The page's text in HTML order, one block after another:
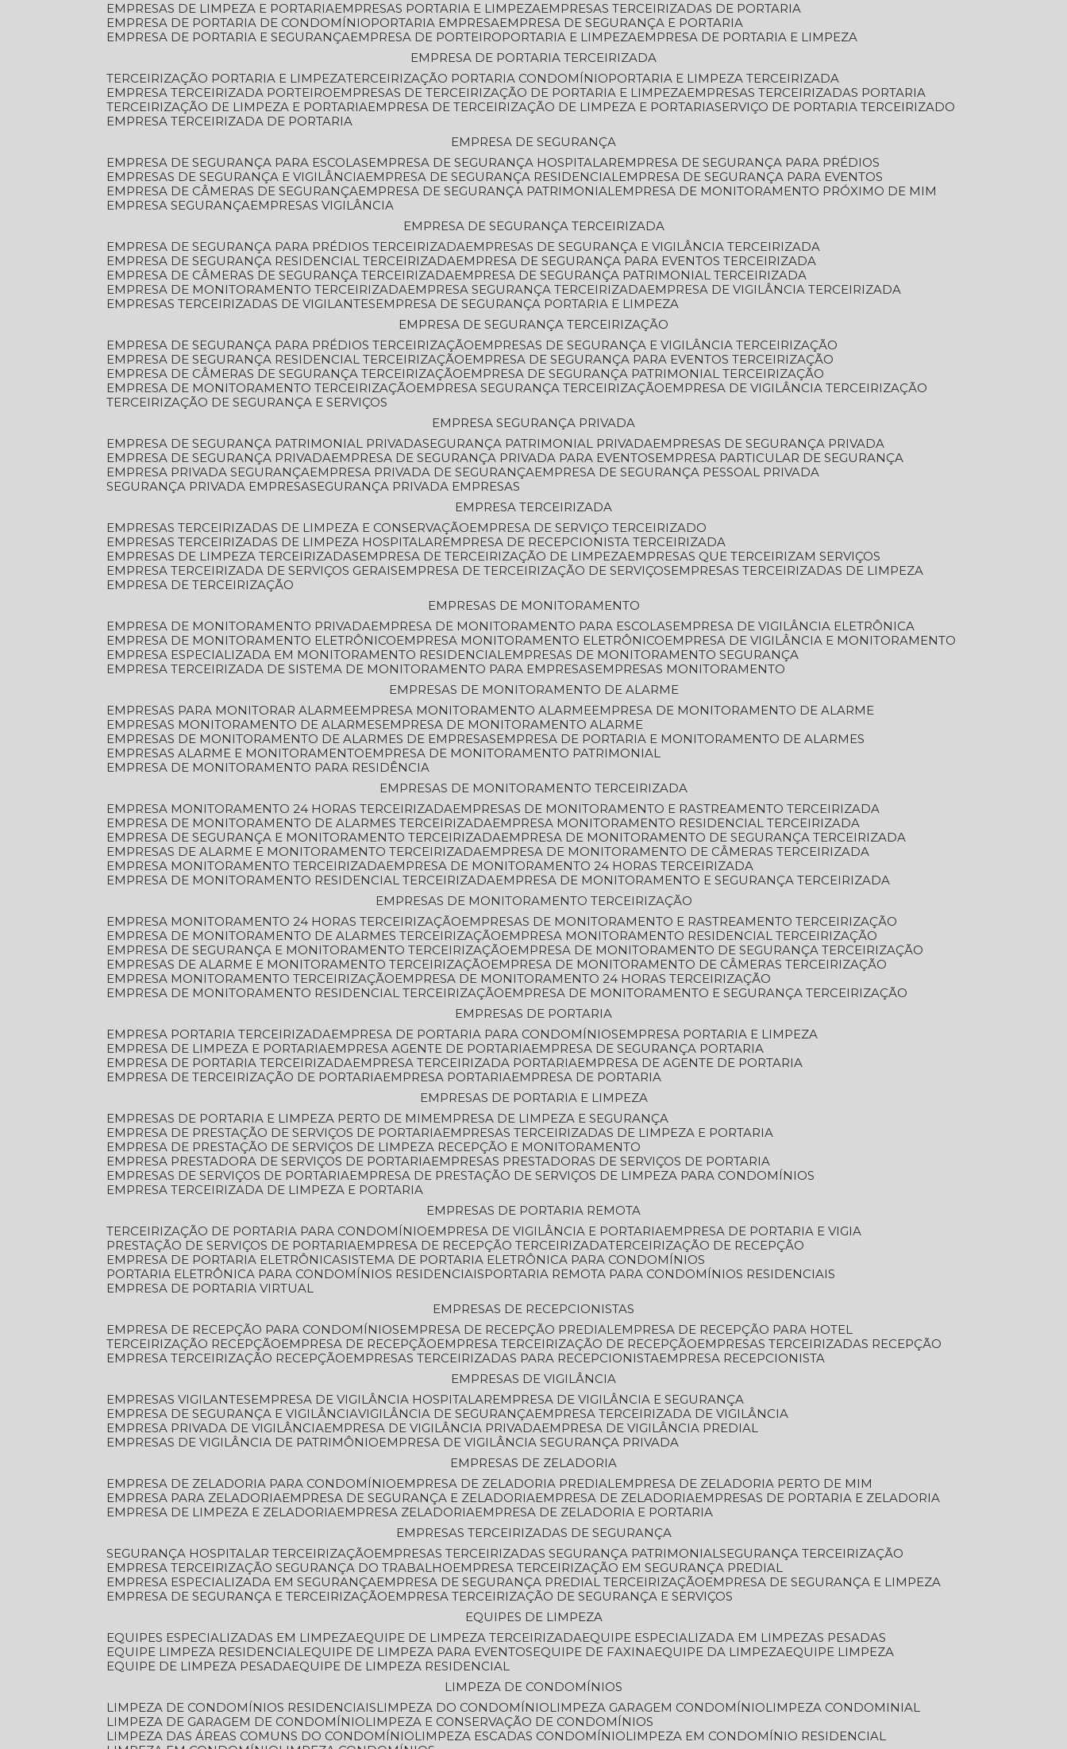
EMPRESAS DE LIMPEZA E PORTARIA
EMPRESAS PORTARIA E LIMPEZA
EMPRESAS TERCEIRIZADAS DE PORTARIA
EMPRESA DE PORTARIA DE CONDOMÍNIO
PORTARIA EMPRESA
EMPRESA DE SEGURANÇA E PORTARIA
EMPRESA DE PORTARIA E SEGURANÇA
EMPRESA DE PORTEIRO PORTARIA E LIMPEZA
EMPRESA DE PORTARIA E LIMPEZA
EMPRESA DE PORTARIA TERCEIRIZADA
TERCEIRIZAÇÃO PORTARIA E LIMPEZA TERCEIRIZAÇÃO PORTARIA CONDOMÍNIO
PORTARIA E LIMPEZA TERCEIRIZADA
EMPRESA TERCEIRIZADA PORTEIRO
EMPRESAS DE TERCEIRIZAÇÃO DE PORTARIA E LIMPEZA
EMPRESAS TERCEIRIZADAS PORTARIA
TERCEIRIZAÇÃO DE LIMPEZA E PORTARIA
EMPRESA DE TERCEIRIZAÇÃO DE LIMPEZA E PORTARIA SERVIÇO DE PORTARIA TERCEIRIZADO
EMPRESA TERCEIRIZADA DE PORTARIA
EMPRESA DE SEGURANÇA
EMPRESA DE SEGURANÇA PARA ESCOLAS
EMPRESA DE SEGURANÇA HOSPITALAR
EMPRESA DE SEGURANÇA PARA PRÉDIOS
EMPRESAS DE SEGURANÇA E VIGILÂNCIA
EMPRESA DE SEGURANÇA RESIDENCIAL
EMPRESA DE SEGURANÇA PARA EVENTOS
EMPRESA DE CÂMERAS DE SEGURANÇA
EMPRESA DE SEGURANÇA PATRIMONIAL
EMPRESA DE MONITORAMENTO PRÓXIMO DE MIM
EMPRESA SEGURANÇA
EMPRESAS VIGILÂNCIA
EMPRESA DE SEGURANÇA TERCEIRIZADA
EMPRESA DE SEGURANÇA PARA PRÉDIOS TERCEIRIZADA
EMPRESAS DE SEGURANÇA E VIGILÂNCIA TERCEIRIZADA
EMPRESA DE SEGURANÇA RESIDENCIAL TERCEIRIZADA
EMPRESA DE SEGURANÇA PARA EVENTOS TERCEIRIZADA
EMPRESA DE CÂMERAS DE SEGURANÇA TERCEIRIZADA
EMPRESA DE SEGURANÇA PATRIMONIAL TERCEIRIZADA
EMPRESA DE MONITORAMENTO TERCEIRIZADA
EMPRESA SEGURANÇA TERCEIRIZADA
EMPRESA DE VIGILÂNCIA TERCEIRIZADA
EMPRESAS TERCEIRIZADAS DE VIGILANTES
EMPRESA DE SEGURANÇA PORTARIA E LIMPEZA
EMPRESA DE SEGURANÇA TERCEIRIZAÇÃO
EMPRESA DE SEGURANÇA PARA PRÉDIOS TERCEIRIZAÇÃO
EMPRESAS DE SEGURANÇA E VIGILÂNCIA TERCEIRIZAÇÃO
EMPRESA DE SEGURANÇA RESIDENCIAL TERCEIRIZAÇÃO
EMPRESA DE SEGURANÇA PARA EVENTOS TERCEIRIZAÇÃO
EMPRESA DE CÂMERAS DE SEGURANÇA TERCEIRIZAÇÃO
EMPRESA DE SEGURANÇA PATRIMONIAL TERCEIRIZAÇÃO
EMPRESA DE MONITORAMENTO TERCEIRIZAÇÃO
EMPRESA SEGURANÇA TERCEIRIZAÇÃO
EMPRESA DE VIGILÂNCIA TERCEIRIZAÇÃO
TERCEIRIZAÇÃO DE SEGURANÇA E SERVIÇOS
EMPRESA SEGURANÇA PRIVADA
EMPRESA DE SEGURANÇA PATRIMONIAL PRIVADA SEGURANÇA PATRIMONIAL PRIVADA
EMPRESAS DE SEGURANÇA PRIVADA
EMPRESA DE SEGURANÇA PRIVADA
EMPRESA DE SEGURANÇA PRIVADA PARA EVENTOS
EMPRESA PARTICULAR DE SEGURANÇA
EMPRESA PRIVADA SEGURANÇA
EMPRESA PRIVADA DE SEGURANÇA
EMPRESA DE SEGURANÇA PESSOAL PRIVADA
SEGURANÇA PRIVADA EMPRESA SEGURANÇA PRIVADA EMPRESAS
EMPRESA TERCEIRIZADA
EMPRESAS TERCEIRIZADAS DE LIMPEZA E CONSERVAÇÃO
EMPRESA DE SERVIÇO TERCEIRIZADO
EMPRESAS TERCEIRIZADAS DE LIMPEZA HOSPITALAR
EMPRESA DE RECEPCIONISTA TERCEIRIZADA
EMPRESAS DE LIMPEZA TERCEIRIZADAS
EMPRESA DE TERCEIRIZAÇÃO DE LIMPEZA
EMPRESAS QUE TERCEIRIZAM SERVIÇOS
EMPRESA TERCEIRIZADA DE SERVIÇOS GERAIS
EMPRESA DE TERCEIRIZAÇÃO DE SERVIÇOS
EMPRESAS TERCEIRIZADAS DE LIMPEZA
EMPRESA DE TERCEIRIZAÇÃO
EMPRESAS DE MONITORAMENTO
EMPRESA DE MONITORAMENTO PRIVADA
EMPRESA DE MONITORAMENTO PARA ESCOLAS
EMPRESA DE VIGILÂNCIA ELETRÔNICA
EMPRESA DE MONITORAMENTO ELETRÔNICO
EMPRESA MONITORAMENTO ELETRÔNICO
EMPRESA DE VIGILÂNCIA E MONITORAMENTO
EMPRESA ESPECIALIZADA EM MONITORAMENTO RESIDENCIAL
EMPRESAS DE MONITORAMENTO SEGURANÇA
EMPRESA TERCEIRIZADA DE SISTEMA DE MONITORAMENTO PARA EMPRESAS
EMPRESAS MONITORAMENTO
EMPRESAS DE MONITORAMENTO DE ALARME
EMPRESAS PARA MONITORAR ALARME
EMPRESA MONITORAMENTO ALARME
EMPRESA DE MONITORAMENTO DE ALARME
EMPRESAS MONITORAMENTO DE ALARMES
EMPRESA DE MONITORAMENTO ALARME
EMPRESAS DE MONITORAMENTO DE ALARMES DE EMPRESAS
EMPRESA DE PORTARIA E MONITORAMENTO DE ALARMES
EMPRESAS ALARME E MONITORAMENTO
EMPRESA DE MONITORAMENTO PATRIMONIAL
EMPRESA DE MONITORAMENTO PARA RESIDÊNCIA
EMPRESAS DE MONITORAMENTO TERCEIRIZADA
EMPRESA MONITORAMENTO 24 HORAS TERCEIRIZADA
EMPRESAS DE MONITORAMENTO E RASTREAMENTO TERCEIRIZADA
EMPRESA DE MONITORAMENTO DE ALARMES TERCEIRIZADA
EMPRESA MONITORAMENTO RESIDENCIAL TERCEIRIZADA
EMPRESA DE SEGURANÇA E MONITORAMENTO TERCEIRIZADA
EMPRESA DE MONITORAMENTO DE SEGURANÇA TERCEIRIZADA
EMPRESAS DE ALARME E MONITORAMENTO TERCEIRIZADA
EMPRESA DE MONITORAMENTO DE CÂMERAS TERCEIRIZADA
EMPRESA MONITORAMENTO TERCEIRIZADA
EMPRESA DE MONITORAMENTO 24 HORAS TERCEIRIZADA
EMPRESA DE MONITORAMENTO RESIDENCIAL TERCEIRIZADA
EMPRESA DE MONITORAMENTO E SEGURANÇA TERCEIRIZADA
EMPRESAS DE MONITORAMENTO TERCEIRIZAÇÃO
EMPRESA MONITORAMENTO 24 HORAS TERCEIRIZAÇÃO
EMPRESAS DE MONITORAMENTO E RASTREAMENTO TERCEIRIZAÇÃO
EMPRESA DE MONITORAMENTO DE ALARMES TERCEIRIZAÇÃO
EMPRESA MONITORAMENTO RESIDENCIAL TERCEIRIZAÇÃO
EMPRESA DE SEGURANÇA E MONITORAMENTO TERCEIRIZAÇÃO
EMPRESA DE MONITORAMENTO DE SEGURANÇA TERCEIRIZAÇÃO
EMPRESAS DE ALARME E MONITORAMENTO TERCEIRIZAÇÃO
EMPRESA DE MONITORAMENTO DE CÂMERAS TERCEIRIZAÇÃO
EMPRESA MONITORAMENTO TERCEIRIZAÇÃO
EMPRESA DE MONITORAMENTO 24 HORAS TERCEIRIZAÇÃO
EMPRESA DE MONITORAMENTO RESIDENCIAL TERCEIRIZAÇÃO
EMPRESA DE MONITORAMENTO E SEGURANÇA TERCEIRIZAÇÃO
EMPRESAS DE PORTARIA
EMPRESA PORTARIA TERCEIRIZADA
EMPRESA DE PORTARIA PARA CONDOMÍNIOS
EMPRESA PORTARIA E LIMPEZA
EMPRESA DE LIMPEZA E PORTARIA
EMPRESA AGENTE DE PORTARIA
EMPRESA DE SEGURANÇA PORTARIA
EMPRESA DE PORTARIA TERCEIRIZADA
EMPRESA TERCEIRIZADA PORTARIA
EMPRESA DE AGENTE DE PORTARIA
EMPRESA DE TERCEIRIZAÇÃO DE PORTARIA
EMPRESA PORTARIA
EMPRESA DE PORTARIA
EMPRESAS DE PORTARIA E LIMPEZA
EMPRESAS DE PORTARIA E LIMPEZA PERTO DE MIM
EMPRESA DE LIMPEZA E SEGURANÇA
EMPRESA DE PRESTAÇÃO DE SERVIÇOS DE PORTARIA
EMPRESAS TERCEIRIZADAS DE LIMPEZA E PORTARIA
EMPRESA DE PRESTAÇÃO DE SERVIÇOS DE LIMPEZA RECEPÇÃO E MONITORAMENTO
EMPRESA PRESTADORA DE SERVIÇOS DE PORTARIA
EMPRESAS PRESTADORAS DE SERVIÇOS DE PORTARIA
EMPRESAS DE SERVIÇOS DE PORTARIA
EMPRESA DE PRESTAÇÃO DE SERVIÇOS DE LIMPEZA PARA CONDOMÍNIOS
EMPRESA TERCEIRIZADA DE LIMPEZA E PORTARIA
EMPRESAS DE PORTARIA REMOTA
TERCEIRIZAÇÃO DE PORTARIA PARA CONDOMÍNIO
EMPRESA DE VIGILÂNCIA E PORTARIA
EMPRESA DE PORTARIA E VIGIA
PRESTAÇÃO DE SERVIÇOS DE PORTARIA
EMPRESA DE RECEPÇÃO TERCEIRIZADA TERCEIRIZAÇÃO DE RECEPÇÃO
EMPRESA DE PORTARIA ELETRÔNICA SISTEMA DE PORTARIA ELETRÔNICA PARA CONDOMÍNIOS
PORTARIA ELETRÔNICA PARA CONDOMÍNIOS RESIDENCIAIS
PORTARIA REMOTA PARA CONDOMÍNIOS RESIDENCIAIS
EMPRESA DE PORTARIA VIRTUAL
EMPRESAS DE RECEPCIONISTAS
EMPRESA DE RECEPÇÃO PARA CONDOMÍNIOS
EMPRESA DE RECEPÇÃO PREDIAL
EMPRESA DE RECEPÇÃO PARA HOTEL
TERCEIRIZAÇÃO RECEPÇÃO
EMPRESA DE RECEPÇÃO EMPRESA TERCEIRIZAÇÃO DE RECEPÇÃO
EMPRESAS TERCEIRIZADAS RECEPÇÃO
EMPRESA TERCEIRIZAÇÃO RECEPÇÃO
EMPRESAS TERCEIRIZADAS PARA RECEPCIONISTA
EMPRESA RECEPCIONISTA
EMPRESAS DE VIGILÂNCIA
EMPRESAS VIGILANTES
EMPRESA DE VIGILÂNCIA HOSPITALAR
EMPRESA DE VIGILÂNCIA E SEGURANÇA
EMPRESA DE SEGURANÇA E VIGILÂNCIA VIGILÂNCIA DE SEGURANÇA
EMPRESA TERCEIRIZADA DE VIGILÂNCIA
EMPRESA PRIVADA DE VIGILÂNCIA
EMPRESA DE VIGILÂNCIA PRIVADA
EMPRESA DE VIGILÂNCIA PREDIAL
EMPRESAS DE VIGILÂNCIA DE PATRIMÔNIO
EMPRESA DE VIGILÂNCIA SEGURANÇA PRIVADA
EMPRESAS DE ZELADORIA
EMPRESA DE ZELADORIA PARA CONDOMÍNIO
EMPRESA DE ZELADORIA PREDIAL
EMPRESA DE ZELADORIA PERTO DE MIM
EMPRESA PARA ZELADORIA
EMPRESA DE SEGURANÇA E ZELADORIA EMPRESA DE ZELADORIA
EMPRESAS DE PORTARIA E ZELADORIA
EMPRESA DE LIMPEZA E ZELADORIA
EMPRESA ZELADORIA
EMPRESA DE ZELADORIA E PORTARIA
EMPRESAS TERCEIRIZADAS DE SEGURANÇA
SEGURANÇA HOSPITALAR TERCEIRIZAÇÃO
EMPRESAS TERCEIRIZADAS SEGURANÇA PATRIMONIAL SEGURANÇA TERCEIRIZAÇÃO
EMPRESA TERCEIRIZAÇÃO SEGURANÇA DO TRABALHO
EMPRESA TERCEIRIZAÇÃO EM SEGURANÇA PREDIAL
EMPRESA ESPECIALIZADA EM SEGURANÇA
EMPRESA DE SEGURANÇA PREDIAL TERCEIRIZAÇÃO
EMPRESA DE SEGURANÇA E LIMPEZA
EMPRESA DE SEGURANÇA E TERCEIRIZAÇÃO
EMPRESA TERCEIRIZAÇÃO DE SEGURANÇA E SERVIÇOS
EQUIPES DE LIMPEZA
EQUIPES ESPECIALIZADAS EM LIMPEZA EQUIPE DE LIMPEZA TERCEIRIZADA EQUIPE ESPECIALIZADA EM LIMPEZAS PESADAS
EQUIPE LIMPEZA RESIDENCIAL EQUIPE DE LIMPEZA PARA EVENTOS EQUIPE DE FAXINA EQUIPE DA LIMPEZA EQUIPE LIMPEZA
EQUIPE DE LIMPEZA PESADA EQUIPE DE LIMPEZA RESIDENCIAL
LIMPEZA DE CONDOMÍNIOS
LIMPEZA DE CONDOMÍNIOS RESIDENCIAIS
LIMPEZA DO CONDOMÍNIO LIMPEZA GARAGEM CONDOMÍNIO
LIMPEZA CONDOMINIAL
LIMPEZA DE GARAGEM DE CONDOMÍNIO
LIMPEZA E CONSERVAÇÃO DE CONDOMÍNIOS
LIMPEZA DAS ÁREAS COMUNS DO CONDOMÍNIO
LIMPEZA ESCADAS CONDOMÍNIO
LIMPEZA EM CONDOMÍNIO RESIDENCIAL